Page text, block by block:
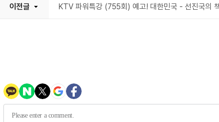
이전글 KTV 파워특강 (755회) 예고! 대한민국 - 선진국의